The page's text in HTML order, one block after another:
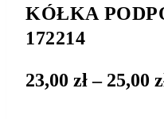
KÓŁKA
172214
23,00 zł – 25,00